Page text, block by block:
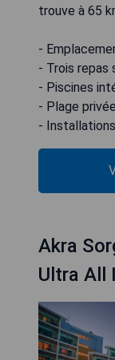
trouve à 65
-
- Trois
- Piscines
- Plage
-
Akra
Ultra All